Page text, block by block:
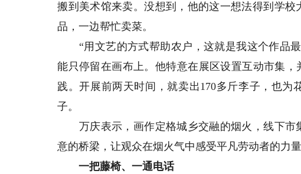
搬到美术馆来卖。没想到，他的这一想法得到学
品，一边帮忙卖菜。
“用文艺的方式帮助农户，这就是我这个作品最
能只停留在画布上。他特意在展区设置互动市集
践。开展前两天时间，就卖出170多斤李子，也为
子。
万庆表示，画作定格城乡交融的烟火，线下市
意的桥梁，让观众在烟火气中感受平凡劳动者的力量
一把藤椅、一通电话